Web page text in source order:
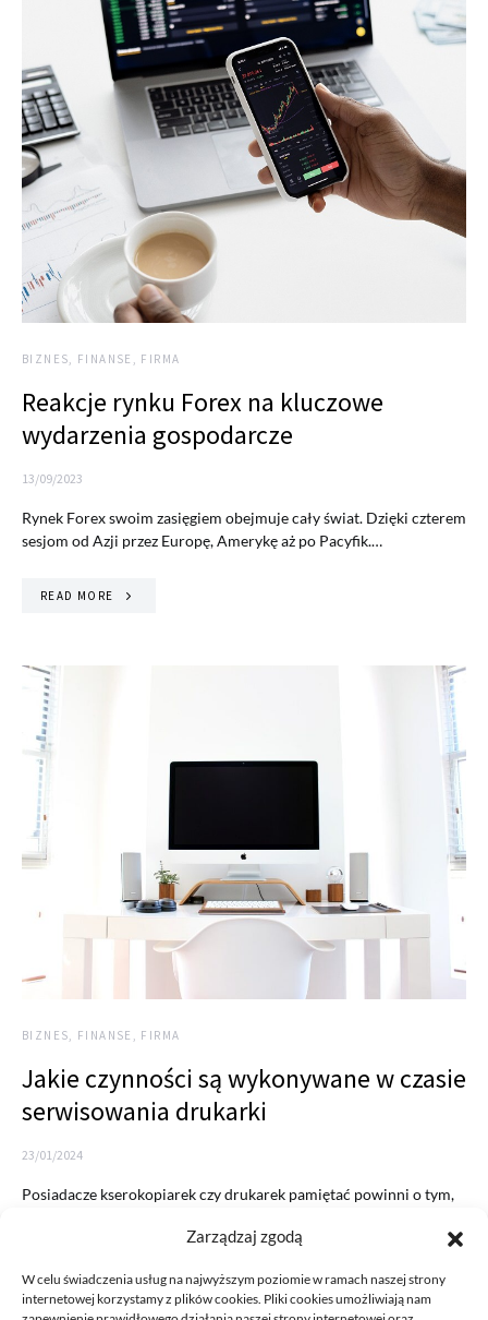
Zarządzaj zgodą
W celu świadczenia usług na najwyższym poziomie w ramach naszej strony
internetowej korzystamy z plików cookies. Pliki cookies umożliwiają nam
BIZNES, FINANSE, FIRMA
Reakcje rynku Forex na kluczowe
wydarzenia gospodarcze
13/09/2023
Rynek Forex swoim zasięgiem obejmuje cały świat. Dzięki czterem
sesjom od Azji przez Europę, Amerykę aż po Pacyfik.…
READ MORE
BIZNES, FINANSE, FIRMA
Jakie czynności są wykonywane w czasie
serwisowania drukarki
23/01/2024
Posiadacze kserokopiarek czy drukarek pamiętać powinni o tym,
READ MORE